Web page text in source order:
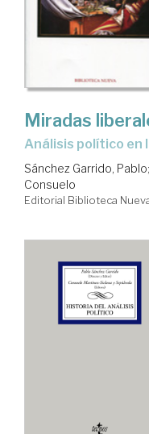
Miradas
análisis político en
Sánchez Garrido, Pablo;
Consuelo
Editorial Biblioteca